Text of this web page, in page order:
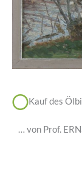
Kauf des
… von Prof.